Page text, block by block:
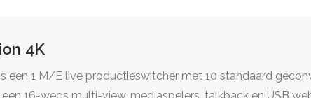
4K
een 1 M/E live productieswitcher met 10 standaard